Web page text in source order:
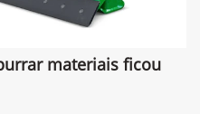
materiais ficou